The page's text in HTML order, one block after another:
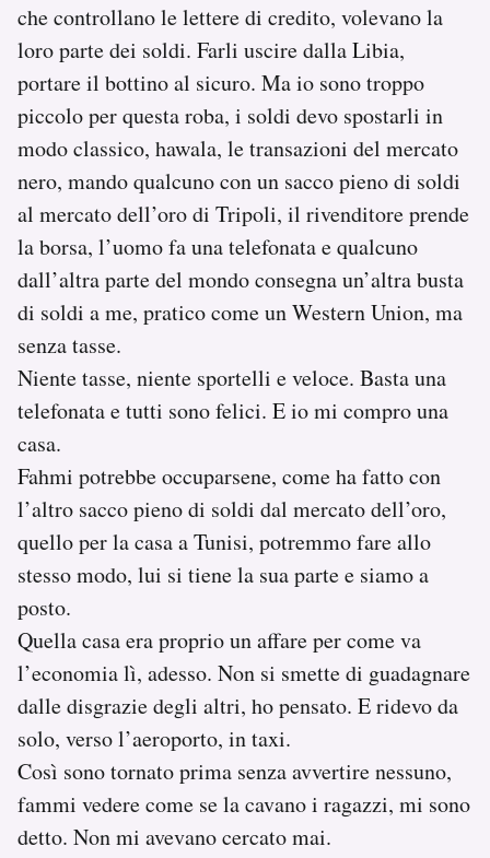
che controllano le lettere di credito, volevano la
loro parte dei soldi. Farli uscire dalla Libia,
portare il bottino al sicuro. Ma io sono troppo
piccolo per questa roba, i soldi devo spostarli in
modo classico, hawala, le transazioni del mercato
nero, mando qualcuno con un sacco pieno di soldi
al mercato dell’oro di Tripoli, il rivenditore prende
la borsa, l’uomo fa una telefonata e qualcuno
dall’altra parte del mondo consegna un’altra busta
di soldi a me, pratico come un Western Union, ma
senza tasse.
Niente tasse, niente sportelli e veloce. Basta una
telefonata e tutti sono felici. E io mi compro una
casa.
Fahmi potrebbe occuparsene, come ha fatto con
l’altro sacco pieno di soldi dal mercato dell’oro,
quello per la casa a Tunisi, potremmo fare allo
stesso modo, lui si tiene la sua parte e siamo a
posto.
Quella casa era proprio un affare per come va
l’economia lì, adesso. Non si smette di guadagnare
dalle disgrazie degli altri, ho pensato. E ridevo da
solo, verso l’aeroporto, in taxi.
Così sono tornato prima senza avvertire nessuno,
fammi vedere come se la cavano i ragazzi, mi sono
detto. Non mi avevano cercato mai.